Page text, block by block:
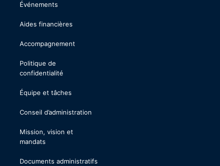
Événements
Aides financières
Accompagnement
Politique de
confidentialité
Équipe et tâches
Conseil d’administration
Mission, vision et
mandats
Documents administratifs